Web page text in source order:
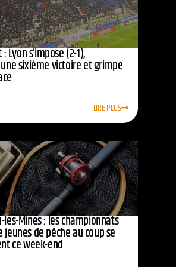
Lyon s’impose (2-1),
sixième victoire et grimpe
LIRE PLUS
Mines : les championnats
jeunes de pêche au coup se
ce week-end